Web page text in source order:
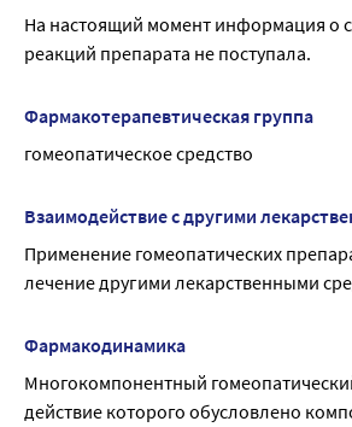
На настоящий момент информация о
реакций препарата не поступала.
Фармакотерапевтическая группа
гомеопатическое средство
Взаимодействие с другими
Применение гомеопатических
лечение другими лекарственными
Фармакодинамика
Многокомпонентный
действие которого обусловлено